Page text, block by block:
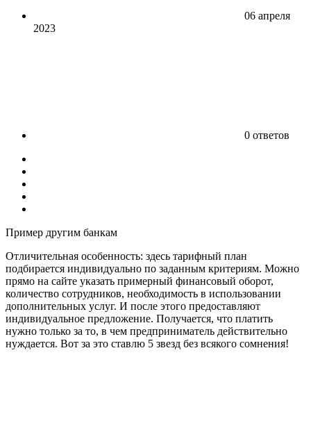
06 апреля
2023
0 ответов
Пример другим банкам
Отличительная особенность: здесь тарифный план
подбирается индивидуально по заданным критериям. Можно
прямо на сайте указать примерный финансовый оборот,
количество сотрудников, необходимость в использовании
дополнительных услуг. И после этого предоставляют
индивидуальное предложение. Получается, что платить
нужно только за то, в чем предприниматель действительно
нуждается. Вот за это ставлю 5 звезд без всякого сомнения!